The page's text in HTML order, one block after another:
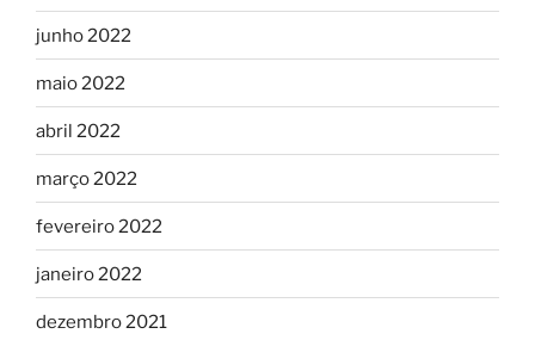
junho 2022
maio 2022
abril 2022
março 2022
fevereiro 2022
janeiro 2022
dezembro 2021